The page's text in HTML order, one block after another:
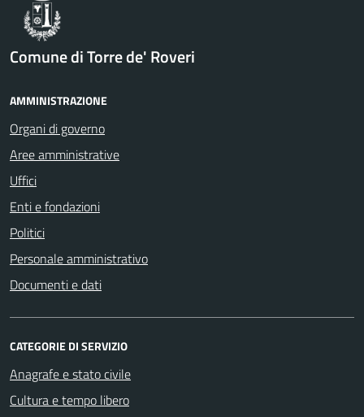
Comune di Torre de' Roveri
AMMINISTRAZIONE
Organi di governo
Aree amministrative
Uffici
Enti e fondazioni
Politici
Personale amministrativo
Documenti e dati
CATEGORIE DI SERVIZIO
Anagrafe e stato civile
Cultura e tempo libero